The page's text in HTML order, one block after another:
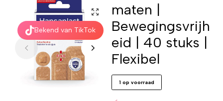
Bekend van TikTok
maten |
Bewegingsvrijh
eid | 40 stuks |
Flexibel
1 op voorraad